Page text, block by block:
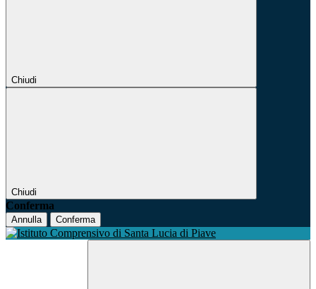
Chiudi
Chiudi
Conferma
Annulla Conferma